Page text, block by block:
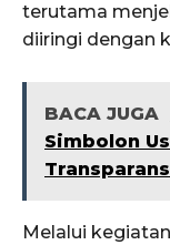
terutama
diiringi dengan
BACA JUGA
Simbolon
Melalui